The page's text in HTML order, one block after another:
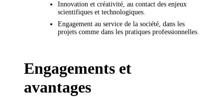
Innovation et créativité, au contact des enjeux
scientifiques et technologiques.
Engagement au service de la société, dans les
projets comme dans les pratiques professionnelles.
Engagements et
avantages